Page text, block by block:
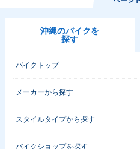
沖縄のバイクを
探す
バイクトップ
メーカーから探す
スタイルタイプから探す
バイクショップを探す